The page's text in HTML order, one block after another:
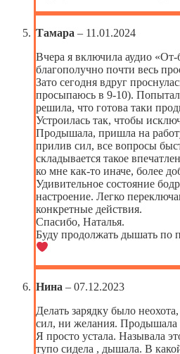
Тамара – 11.01.2024
Вчера я включила аудио
благополучно почти весь
Зато сегодня вдруг
просыпаюсь в 9-10).
решила, что готова таки
Устроилась так, чтобы
Продышала, пришла на
прилив сил, все вопросы
складывается такое
ко мне как-то иначе, более
Удивительное состояние
настроение. Легко
конкретные действия.
Спасибо, Наталья.
Буду продолжать дышать по
Нина – 07.12.2023
Делать зарядку было
сил, ни желания. Продышала
Я просто устала. Называла
тупо сидела , дышала. В